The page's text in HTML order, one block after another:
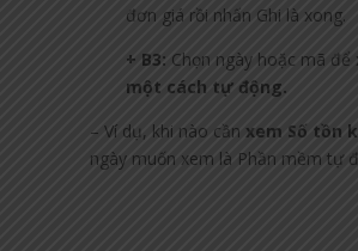
đơn giá rồi nhấn Ghi là xong.
+ B3: Chọn ngày hoặc mã để
một cách tự động.
– Ví dụ, khi nào cần xem Số tồn
ngày muốn xem là Phần mềm tự